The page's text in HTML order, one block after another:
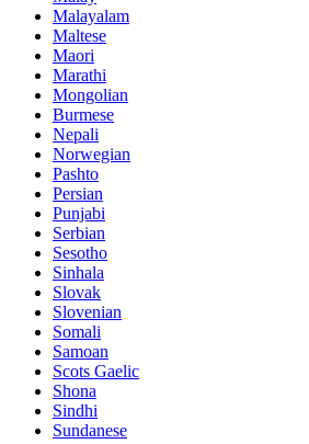
Malayalam
Maltese
Maori
Marathi
Mongolian
Burmese
Nepali
Norwegian
Pashto
Persian
Punjabi
Serbian
Sesotho
Sinhala
Slovak
Slovenian
Somali
Samoan
Scots Gaelic
Shona
Sindhi
Sundanese